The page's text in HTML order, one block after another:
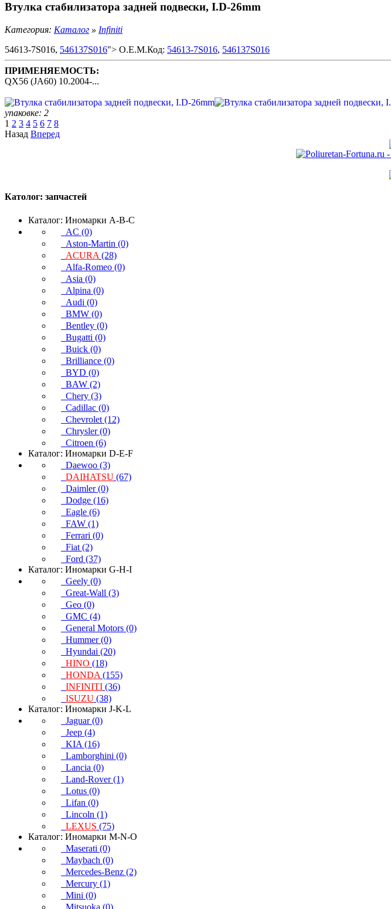
Втулка стабилизатора задней подвески, I.D-26mm
Категория: Каталог » Infiniti
54613-7S016, 546137S016"> O.E.M.Код: 54613-7S016, 546137S016
ПРИМЕНЯЕМОСТЬ:
QX56 (JA60) 10.2004-...
упаковке: 2
1 2 3 4 5 6 7 8
Назад Вперед
Католог: запчастей
Каталог: Иномарки A-B-C
AC (0)
Aston-Martin (0)
ACURA (28)
Alfa-Romeo (0)
Asia (0)
Alpina (0)
Audi (0)
BMW (0)
Bentley (0)
Bugatti (0)
Buick (0)
Brilliance (0)
BYD (0)
BAW (2)
Chery (3)
Cadillac (0)
Chevrolet (12)
Chrysler (0)
Citroen (6)
Каталог: Иномарки D-E-F
Daewoo (3)
DAIHATSU (67)
Daimler (0)
Dodge (16)
Eagle (6)
FAW (1)
Ferrari (0)
Fiat (2)
Ford (37)
Каталог: Иномарки G-H-I
Geely (0)
Great-Wall (3)
Geo (0)
GMC (4)
General Motors (0)
Hummer (0)
Hyundai (20)
HINO (18)
HONDA (155)
INFINITI (36)
ISUZU (38)
Каталог: Иномарки J-K-L
Jaguar (0)
Jeep (4)
KIA (16)
Lamborghini (0)
Lancia (0)
Land-Rover (1)
Lotus (0)
Lifan (0)
Lincoln (1)
LEXUS (75)
Каталог: Иномарки M-N-O
Maserati (0)
Maybach (0)
Mercedes-Benz (2)
Mercury (1)
Mini (0)
Mitsuoka (0)